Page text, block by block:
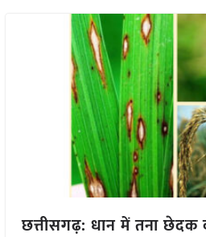
छत्तीसगढ़: धान में तना छेदक